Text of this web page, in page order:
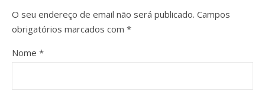
O seu endereço de email não será publicado. Campos
obrigatórios marcados com *
Nome *